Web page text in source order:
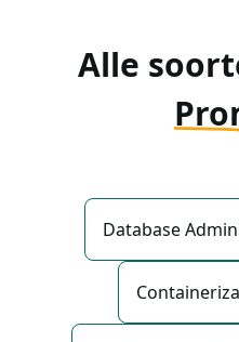
Alle
Database